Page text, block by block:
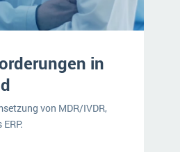
in
von MDR/IVDR,